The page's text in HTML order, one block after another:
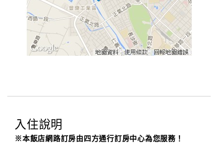
入住說明
※本飯店網路訂房由四方通行訂房中心為您服務！